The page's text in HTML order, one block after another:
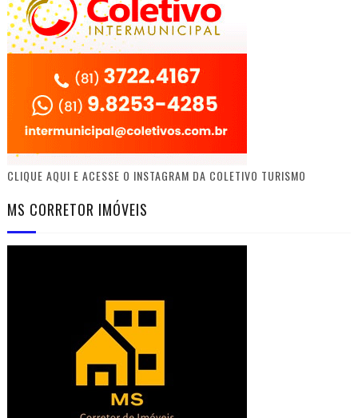
CLIQUE AQUI E ACESSE O INSTAGRAM DA COLETIVO TURISMO
MS CORRETOR IMÓVEIS